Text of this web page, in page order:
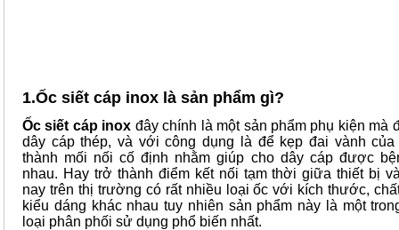
1.Ốc siết cáp inox là sản phẩm gì?
Ốc siết cáp inox đây chính là một sản phẩm phụ kiện mà
dây cáp thép, và với công dụng là để kẹp đai vành
thành mối nối cố định nhằm giúp cho dây cáp được
nhau. Hay trở thành điểm kết nối tạm thời giữa thiết bị
nay trên thị trường có rất nhiều loại ốc với kích thước,
kiểu dáng khác nhau tuy nhiên sản phẩm này là một
loại phân phối sử dụng phổ biến nhất.